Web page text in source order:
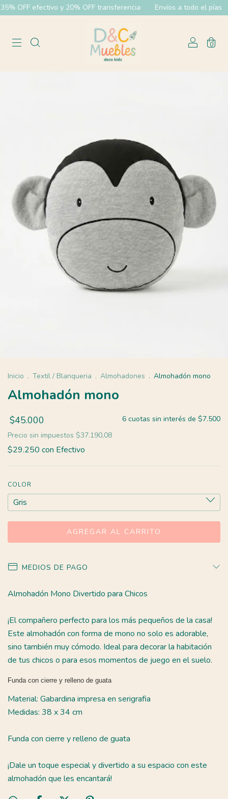
OFF efectivo y 20% OFF transferencia Envíos a todo el pías
0
Inicio . Textil / Blanqueria . Almohadones . Almohadón mono
Almohadón mono
$45.000 6 cuotas sin interés de $7.500
Precio sin impuestos $37.190,08
$29.250 con Efectivo
COLOR
MEDIOS DE PAGO
Almohadón Mono Divertido para Chicos
¡El compañero perfecto para los más pequeños de la casa!
Este almohadón con forma de mono no solo es adorable,
sino también muy cómodo. Ideal para decorar la habitación
de tus chicos o para esos momentos de juego en el suelo.
Funda con cierre y relleno de guata
Material: Gabardina impresa en serigrafia
Medidas: 38 x 34 cm
Funda con cierre y relleno de guata
¡Dale un toque especial y divertido a su espacio con este
almohadón que les encantará!